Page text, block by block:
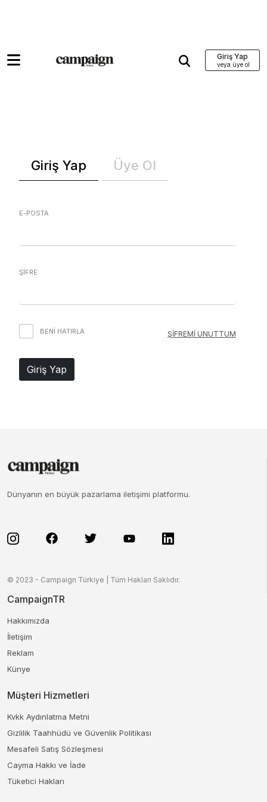
Giriş Yap
Giriş Yap Üye Ol
E-POSTA
ŞİFRE
BENI HATIRLA ŞİFREMİ UNUTTUM
Giriş Yap
Dünyanın en büyük pazarlama iletişimi platformu.
© 2023 - Campaign Türkiye | Tüm Hakları Saklıdır.
CampaignTR
Hakkımızda
İletişim
Reklam
Künye
Müşteri Hizmetleri
Kvkk Aydınlatma Metni
Gizlilik Taahhüdü ve Güvenlik Politikası
Mesafeli Satış Sözleşmesi
Cayma Hakkı ve İade
Tüketici Hakları